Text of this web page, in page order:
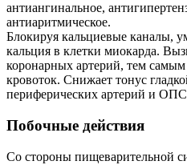
антиангинальное,
антиаритмическое.
Блокируя кальциевые каналы,
кальция в клетки миокарда.
коронарных артерий, тем
кровоток. Снижает тонус
периферических артерий и
Побочные действия
Со стороны пищеварительной